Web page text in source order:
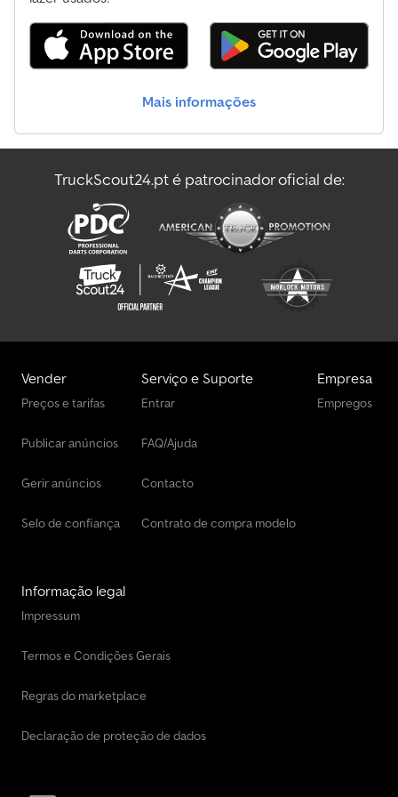
Mais informações
TruckScout24.pt é patrocinador oficial de:
Vender
Preços e tarifas
Publicar anúncios
Gerir anúncios
Selo de confiança
Serviço e Suporte
Entrar
FAQ/Ajuda
Contacto
Contrato de compra modelo
Empresa
Empregos
Informação legal
Impressum
Termos e Condições Gerais
Regras do marketplace
Declaração de proteção de dados